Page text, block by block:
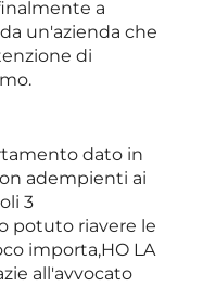
a
un'azienda che
di
dato in
adempienti ai
3
potuto riavere le
importa,HO LA
all'avvocato